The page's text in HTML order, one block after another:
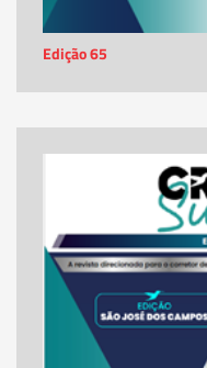
Edição 65